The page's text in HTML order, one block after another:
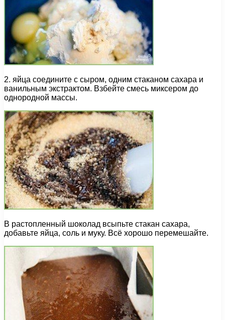
2. яйца соедините с сыром, одним стаканом сахара и
ванильным экстрактом. Взбейте смесь миксером до
однородной массы.
В растопленный шоколад всыпьте стакан сахара,
добавьте яйца, соль и муку. Всё хорошо перемешайте.